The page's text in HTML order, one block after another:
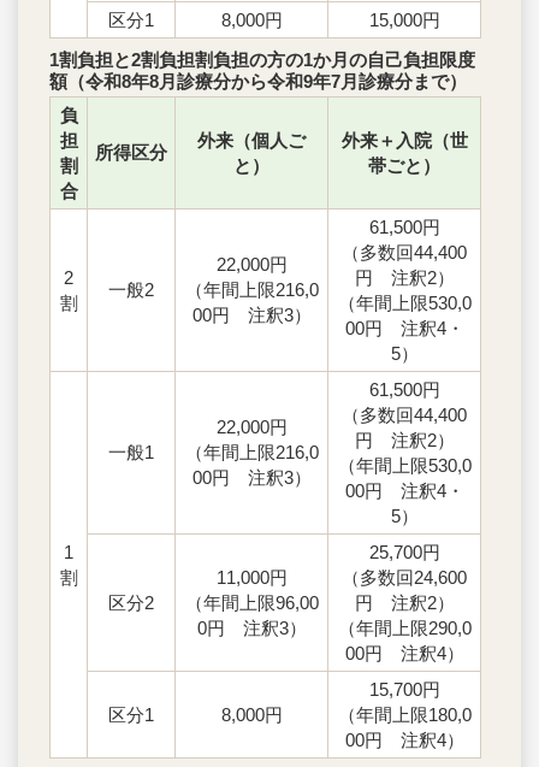
区分1
8,000円
15,000円
1割負担と2割負担割負担の方の1か月の自己負担限度
額（令和8年8月診療分から令和9年7月診療分まで）
負
担
割
合
所得区分
外来（個人ご
と）
外来＋入院（世
帯ごと）
2
割
一般2
22,000円
（年間上限216,0
00円 注釈3）
61,500円
（多数回44,400
円 注釈2）
（年間上限530,0
00円 注釈4・
5）
1
割
一般1
22,000円
（年間上限216,0
00円 注釈3）
61,500円
（多数回44,400
円 注釈2）
（年間上限530,0
00円 注釈4・
5）
区分2
11,000円
（年間上限96,00
0円 注釈3）
25,700円
（多数回24,600
円 注釈2）
（年間上限290,0
00円 注釈4）
区分1 8,000円
15,700円
（年間上限180,0
00円 注釈4）